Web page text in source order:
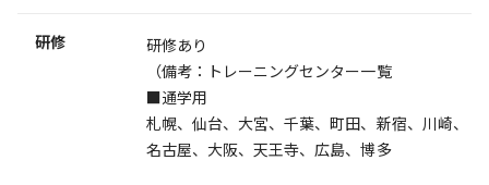
研修
研修あり
（備考：トレーニングセンター一覧
■通学用
札幌、仙台、大宮、千葉、町田、新宿、川崎、
名古屋、大阪、天王寺、広島、博多